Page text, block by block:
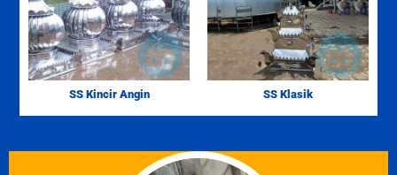
SS Kincir Angin SS Klasik